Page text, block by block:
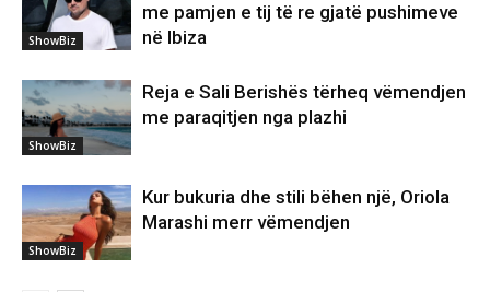
ShowBiz
me pamjen e tij të re gjatë pushimeve
në Ibiza
ShowBiz
Reja e Sali Berishës tërheq vëmendjen
me paraqitjen nga plazhi
ShowBiz
Kur bukuria dhe stili bëhen një, Oriola
Marashi merr vëmendjen